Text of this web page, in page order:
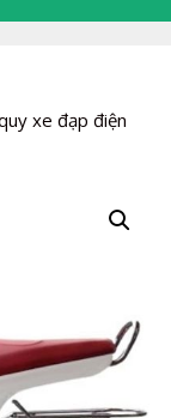
xe đạp điện